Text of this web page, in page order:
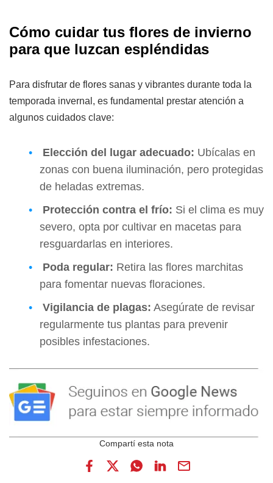
Cómo cuidar tus flores de invierno
para que luzcan espléndidas
Para disfrutar de flores sanas y vibrantes durante toda la
temporada invernal, es fundamental prestar atención a
algunos cuidados clave:
Elección del lugar adecuado: Ubícalas en
zonas con buena iluminación, pero protegidas
de heladas extremas.
Protección contra el frío: Si el clima es muy
severo, opta por cultivar en macetas para
resguardarlas en interiores.
Poda regular: Retira las flores marchitas
para fomentar nuevas floraciones.
Vigilancia de plagas: Asegúrate de revisar
regularmente tus plantas para prevenir
posibles infestaciones.